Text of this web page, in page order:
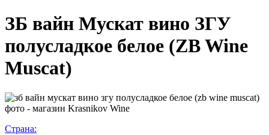
ЗБ вайн Мускат вино ЗГУ
полусладкое белое (ZB Wine
Muscat)
Страна: